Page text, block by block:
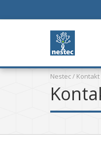
Nestec/ Kontakt